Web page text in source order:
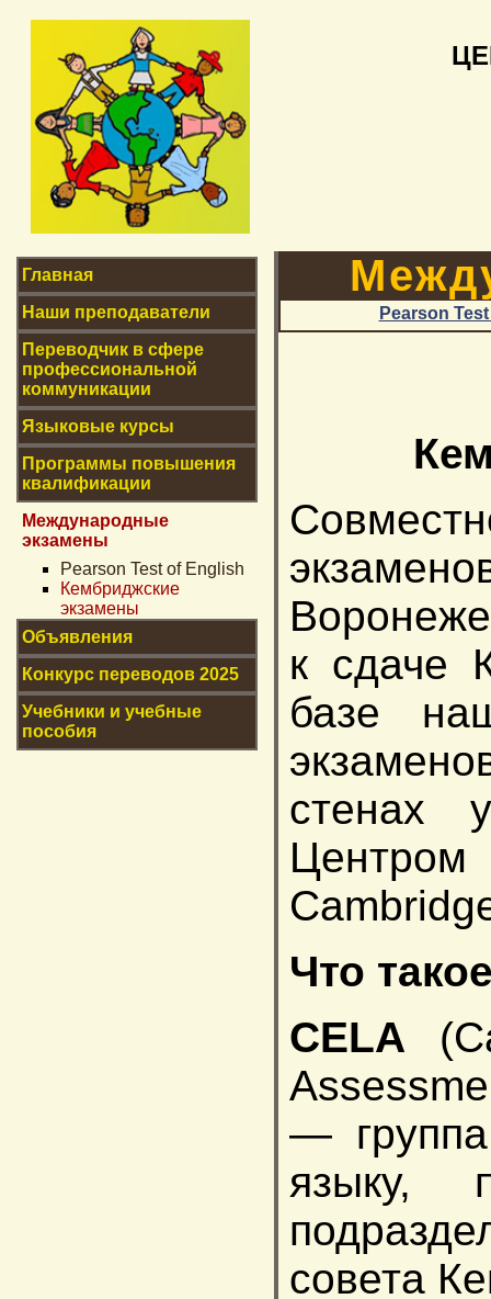
Главная
Наши преподаватели
Переводчик в сфере
профессиональной
коммуникации
Языковые курсы
Программы повышения
квалификации
Международные
экзамены
Pearson Test of English
Кембриджские
экзамены
Объявления
Конкурс переводов 2025
Учебники и учебные
пособия
Pearson
к сдаче
базе
стенах
Что
CELA
— группа
языку,
совета